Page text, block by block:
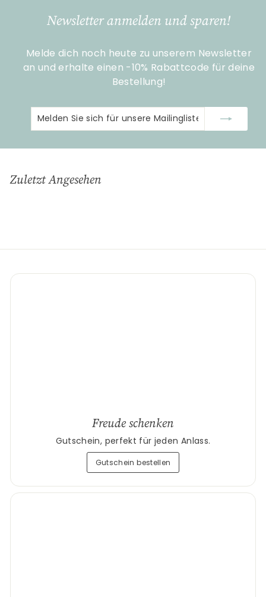
Newsletter anmelden und sparen!
Melde dich noch heute zu unserem Newsletter
an und erhalte einen -10% Rabattcode für deine
Bestellung!
Melden
Sie
für
Abonnieren
Zuletzt Angesehen
Freude schenken
Gutschein, perfekt für jeden Anlass.
Gutschein bestellen